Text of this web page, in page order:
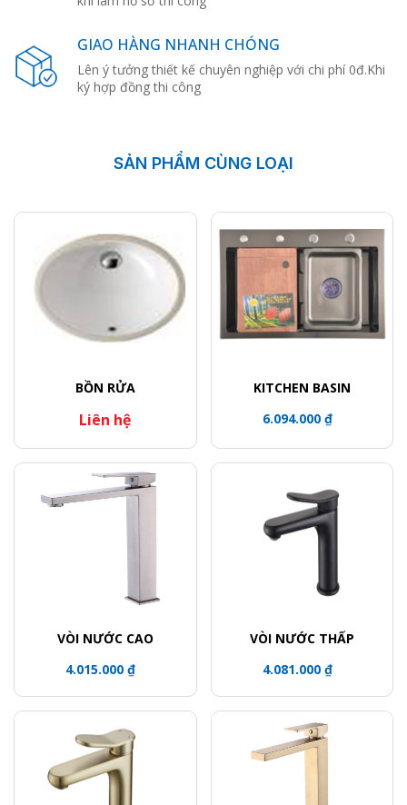
GIAO HÀNG NHANH CHÓNG
Lên ý tưởng thiết kế chuyên nghiệp với chi phí 0đ.Khi
ký hợp đồng thi công
SẢN PHẨM CÙNG LOẠI
BỒN RỬA
Liên hệ
KITCHEN BASIN
6.094.000 ₫
VÒI NƯỚC CAO
4.015.000 ₫
VÒI NƯỚC THẤP
4.081.000 ₫